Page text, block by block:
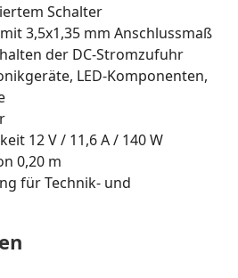
Schalter
3,5x1,35 mm Anschlussmaß
der DC-Stromzufuhr
LED-Komponenten,
12 V / 11,6 A / 140 W
0,20 m
für Technik- und